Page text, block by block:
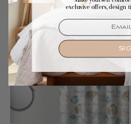
$ 59.99 USD
exclusive offers, design
EMAIL